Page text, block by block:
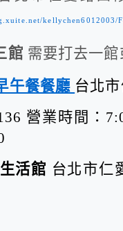
kellychen6012003/
館 需要打去一
午餐餐廳 台北
營業時間：
活館 台北市仁